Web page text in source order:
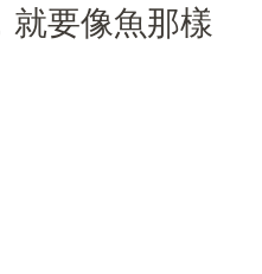
就要像魚那樣